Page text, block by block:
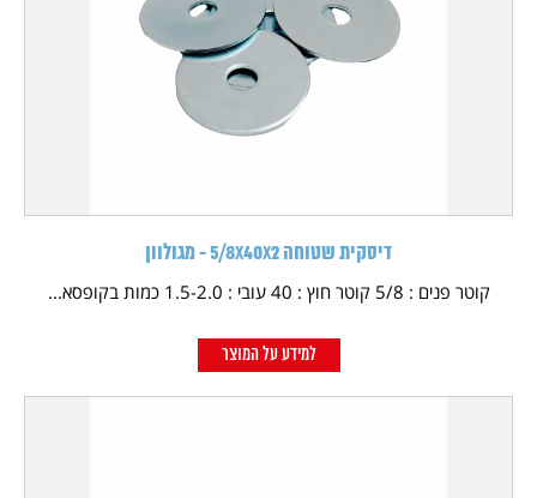
דיסקית שטוחה 5/8X40X2 - מגולוון
קוטר פנים : 5/8 קוטר חוץ : 40 עובי : 1.5-2.0 כמות בקופסא...
למידע על המוצר